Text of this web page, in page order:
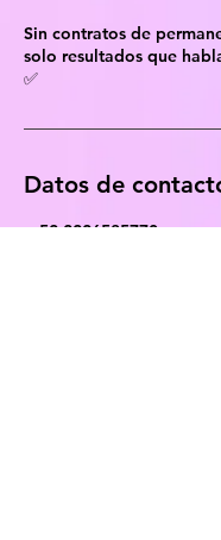
Sin contratos de
solo resultados que
✅
Datos de
+ 52 2226585770